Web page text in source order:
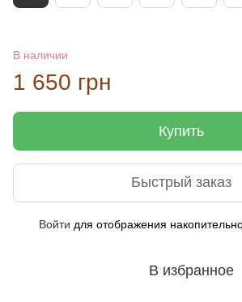
В наличии
1 650 грн
Купить
Быстрый заказ
Войти для отображения
В избранное